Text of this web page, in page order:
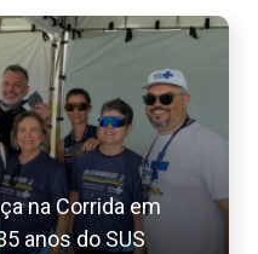
na Corrida em
anos do SUS